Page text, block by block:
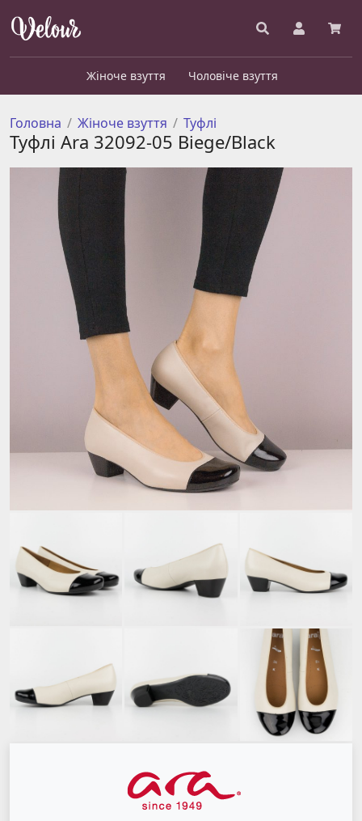
Жіноче взуття Чоловіче взуття
Головна Жіноче взуття Туфлі
Туфлі Ara 32092-05 Biege/Black